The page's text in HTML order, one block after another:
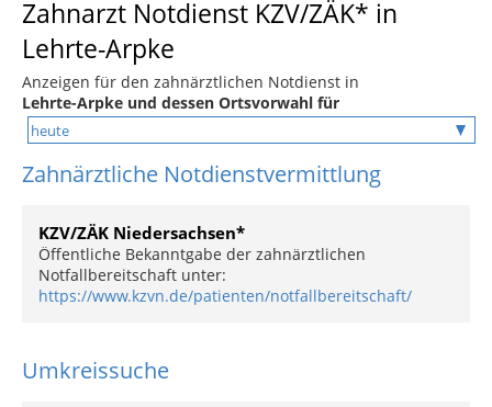
Zahnarzt Notdienst KZV/ZÄK* in
Lehrte-Arpke
Anzeigen für den zahnärztlichen Notdienst in
Lehrte-Arpke und dessen Ortsvorwahl für
Zahnärztliche Notdienstvermittlung
KZV/ZÄK Niedersachsen*
Öffentliche Bekanntgabe der zahnärztlichen
Notfallbereitschaft unter:
https://www.kzvn.de/patienten/notfallbereitschaft/
Umkreissuche